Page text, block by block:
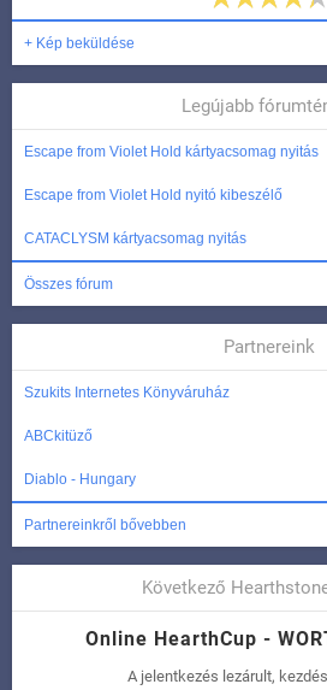
+ Kép beküldése
Legújabb
Escape from Violet Hold kártyacsomag nyitás
Escape from Violet Hold nyitó kibeszélő
CATACLYSM kártyacsomag nyitás
Összes fórum
Partnereink
Szukits Internetes Könyváruház
ABCkitüző
Diablo - Hungary
Partnereinkről bővebben
Következő
Online HearthCup -
A jelentkezés lezárult,